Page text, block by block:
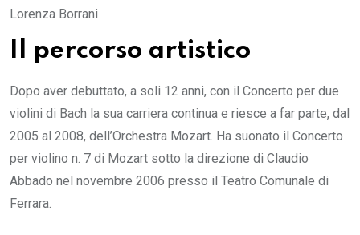
Lorenza Borrani
Il percorso artistico
Dopo aver debuttato, a soli 12 anni, con il Concerto per due
violini di Bach la sua carriera continua e riesce a far parte, dal
2005 al 2008, dell’Orchestra Mozart. Ha suonato il Concerto
per violino n. 7 di Mozart sotto la direzione di Claudio
Abbado nel novembre 2006 presso il Teatro Comunale di
Ferrara.